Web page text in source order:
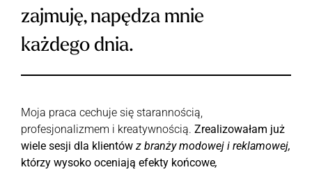
zajmuję, napędza mnie
każdego dnia.
Moja praca cechuje się starannością,
profesjonalizmem i kreatywnością. Zrealizowałam już
wiele sesji dla klientów z branżymodowej i reklamowej,
którzy wysoko oceniają efekty końcowe,